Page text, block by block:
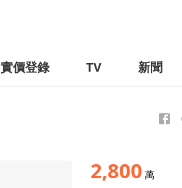
實價登錄 TV 新聞
2,800 萬